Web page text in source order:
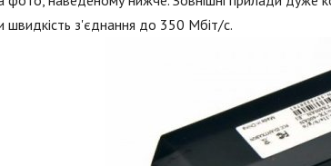
швидкість з'єднання до 350 Мбіт/с.